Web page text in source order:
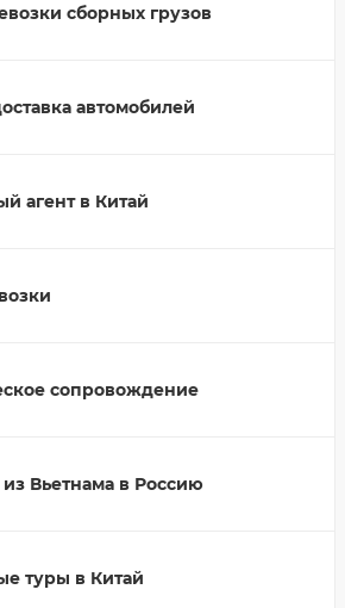
сборных грузов
автомобилей
агент в Китай
сопровождение
из Вьетнама в Россию
туры в Китай